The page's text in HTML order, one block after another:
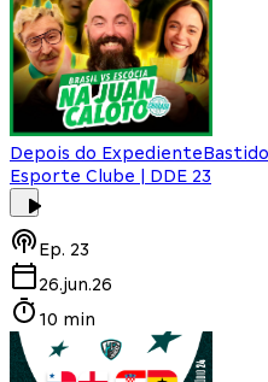
Depois do Expediente
Esporte Clube | DDE 23
Ep. 23
26.jun.26
10 min